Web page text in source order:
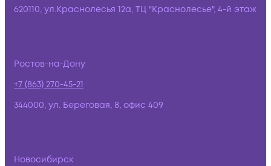
620110, ул.Краснолесья 12а, ТЦ "Краснолесье", 4-й этаж
Ростов-на-Дону
+7 (863) 270-45-21
344000, ул. Береговая, 8, офис 409
Новосибирск